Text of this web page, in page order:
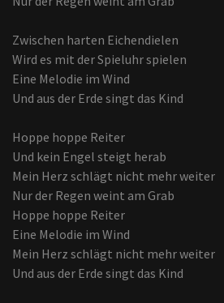
Zwischen harten Eichendielen
Wird es mit der Spieluhr spielen
Eine Melodie im Wind
Und aus der Erde singt das Kind
Hoppe hoppe Reiter
Und kein Engel steigt herab
Mein Herz schlägt nicht mehr weiter
Nur der Regen weint am Grab
Hoppe hoppe Reiter
Eine Melodie im Wind
Mein Herz schlägt nicht mehr weiter
Und aus der Erde singt das Kind